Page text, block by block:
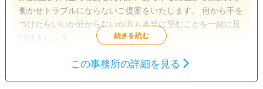
働かせトラブルにならないご提案をいたします。 何から手を
つけたらいいか分からないか方も本当に望むことを一緒に見
つけましょう。
遺産分割
この事務所の詳細を見る